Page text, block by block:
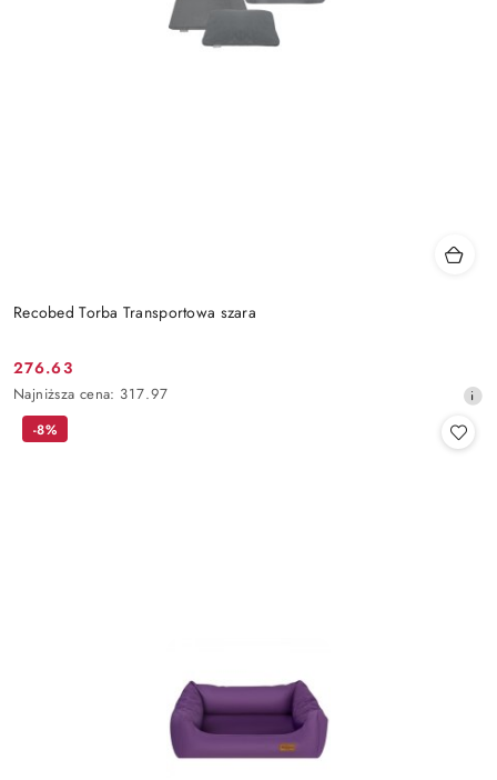
Recobed Torba Transportowa szara
Cena
promocyjna:
276.63
Najniższa
cena
Najniższa cena: 317.97
-8%